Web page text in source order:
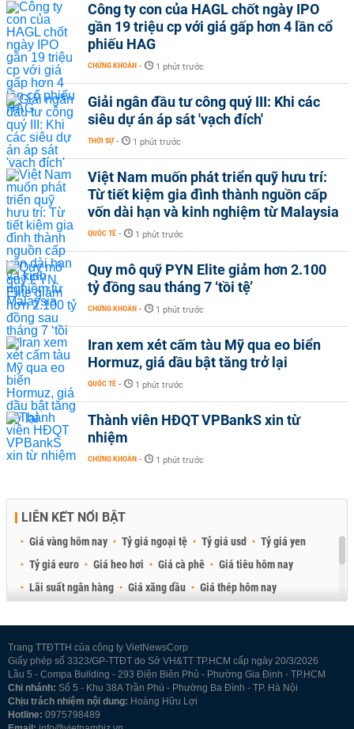
Công ty con của HAGL chốt ngày IPO
gần 19 triệu cp với giá gấp hơn 4 lần cổ
phiếu HAG
CHỨNG KHOÁN - 1 phút trước
Giải ngân đầu tư công quý III: Khi các
siêu dự án áp sát 'vạch đích'
THỜI SỰ - 1 phút trước
Việt Nam muốn phát triển quỹ hưu trí:
Từ tiết kiệm gia đình thành nguồn cấp
vốn dài hạn và kinh nghiệm từ Malaysia
QUỐC TẾ - 1 phút trước
Quy mô quỹ PYN Elite giảm hơn 2.100
tỷ đồng sau tháng 7 ‘tồi tệ’
CHỨNG KHOÁN - 1 phút trước
Iran xem xét cấm tàu Mỹ qua eo biển
Hormuz, giá dầu bật tăng trở lại
QUỐC TẾ - 1 phút trước
Thành viên HĐQT VPBankS xin từ
nhiệm
CHỨNG KHOÁN - 1 phút trước
LIÊN KẾT NỔI BẬT
Giá vàng hôm nay Tỷ giá ngoại tệ Tỷ giá usd
Tỷ giá yen
Tỷ giá euro
Giá heo hơi Giá cà phê
Giá tiêu hôm nay
Lãi suất ngân hàng
Giá xăng dầu
Giá thép hôm nay
Trang TTĐTTH của công ty VietNewsCorp
Giấy phép số 3323/GP-TTĐT do Sở VH&TT TP.HCM cấp ngày 20/3/2026
Lầu 5 - Compa Building - 293 Điện Biên Phủ - Phường Gia Định - TP.HCM
Chi nhánh: Số 5 - Khu 38A Trần Phú - Phường Ba Đình - TP. Hà Nội
Chịu trách nhiệm nội dung: Hoàng Hữu Lợi
Hotline: 0975798489